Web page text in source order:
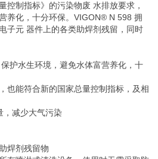
控制指标》的污染物废 水排放要求，
养化，十分环保。VIGON® N 598 拥
子元 器件上的各类助焊剂残留，同时
护水生环境，避免水体富营养化，十
也能符合新的国家总量控制指标，及相
，减少大气污染
焊剂残留物